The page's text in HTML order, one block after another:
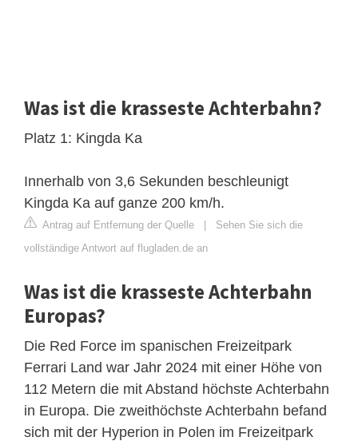
Was ist die krasseste Achterbahn?
Platz 1: Kingda Ka
Innerhalb von 3,6 Sekunden beschleunigt
Kingda Ka auf ganze 200 km/h.
Antrag auf Entfernung der Quelle | Sehen Sie sich die
vollständige Antwort auf flugladen.de an
Was ist die krasseste Achterbahn
Europas?
Die Red Force im spanischen Freizeitpark
Ferrari Land war Jahr 2024 mit einer Höhe von
112 Metern die mit Abstand höchste Achterbahn
in Europa. Die zweithöchste Achterbahn befand
sich mit der Hyperion in Polen im Freizeitpark